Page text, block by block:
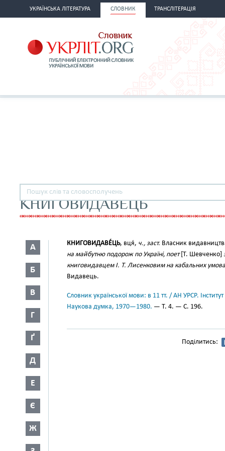
УКРАЇНСЬКА ЛІТЕРАТУРА СЛОВНИК ТРАНСЛІТЕРАЦІЯ
КНИГОВИДАВЕЦЬ
А
Б
В
Г
Ґ
Д
Е
Є
Ж
КНИГОВИДАВЕ́ЦЬ, вця́, ч., заст. Власник
на майбутню подорож по Україні, поет[Т. Шевченко]
книговидавцем І. Т. Лисенковим на кабальних
Видавець.
Словник української мови: в 11 тт. / АН УРСР.
Наукова думка, 1970—1980. — Т. 4. — С. 196.
Поділитись: